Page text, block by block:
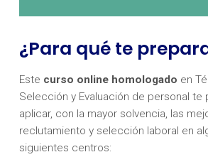
¿Para qué te
Este curso online homologado en
Selección y Evaluación de personal te
aplicar, con la mayor solvencia, las
reclutamiento y selección laboral en
siguientes centros: